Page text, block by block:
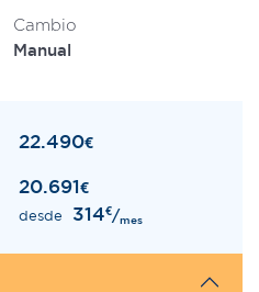
Cambio
Manual
22.490€
20.691€
desde 314€/mes